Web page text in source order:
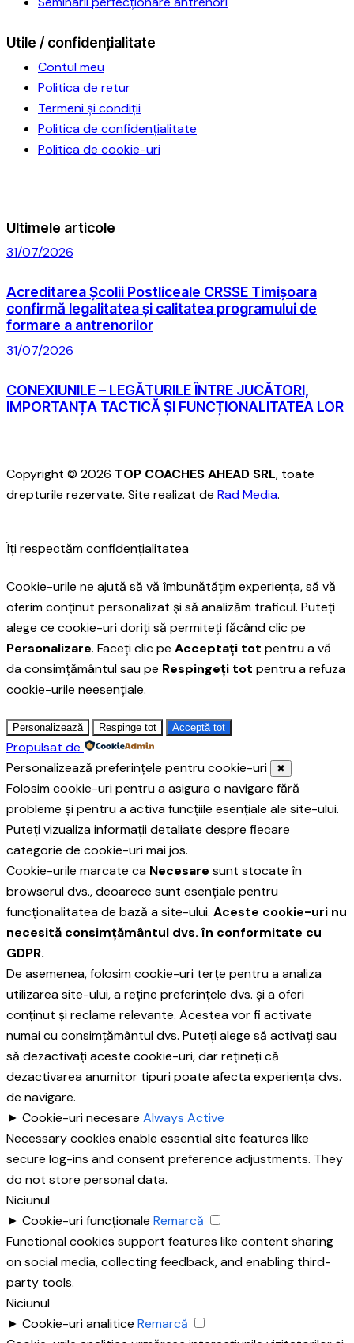
Utile / confidențialitate
Contul meu
Politica de retur
Termeni și condiții
Politica de confidențialitate
Politica de cookie-uri
Ultimele articole
31/07/2026
Acreditarea Școlii Postliceale CRSSE Timișoara
confirmă legalitatea și calitatea programului de
formare a antrenorilor
31/07/2026
CONEXIUNILE – LEGĂTURILE ÎNTRE JUCĂTORI,
IMPORTANȚA TACTICĂ ȘI FUNCȚIONALITATEA LOR
Copyright © 2026 TOP COACHES AHEAD SRL, toate
drepturile rezervate. Site realizat de Rad Media.
Îți respectăm confidențialitatea
Cookie-urile ne ajută să vă îmbunătățim experiența, să vă
oferim conținut personalizat și să analizăm traficul. Puteți
alege ce cookie-uri doriți să permiteți făcând clic pe
Personalizare. Faceți clic pe Acceptați tot pentru a vă
da consimțământul sau pe Respingeți tot pentru a refuza
cookie-urile neesențiale.
Personalizează Respinge tot Acceptă tot
Propulsat de
Personalizează preferințele pentru cookie-uri
✖
Folosim cookie-uri pentru a asigura o navigare fără
probleme și pentru a activa funcțiile esențiale ale site-ului.
Puteți vizualiza informații detaliate despre fiecare
categorie de cookie-uri mai jos.
Cookie-urile marcate ca Necesare sunt stocate în
browserul dvs., deoarece sunt esențiale pentru
funcționalitatea de bază a site-ului. Aceste cookie-uri nu
necesită consimțământul dvs. în conformitate cu
GDPR.
De asemenea, folosim cookie-uri terțe pentru a analiza
utilizarea site-ului, a reține preferințele dvs. și a oferi
conținut și reclame relevante. Acestea vor fi activate
numai cu consimțământul dvs. Puteți alege să activați sau
să dezactivați aceste cookie-uri, dar rețineți că
dezactivarea anumitor tipuri poate afecta experiența dvs.
de navigare.
► Cookie-uri necesare Always Active
Necessary cookies enable essential site features like
secure log-ins and consent preference adjustments. They
do not store personal data.
Niciunul
► Cookie-uri funcționale Remarcă
Functional cookies support features like content sharing
on social media, collecting feedback, and enabling third-
party tools.
Niciunul
► Cookie-uri analitice Remarcă